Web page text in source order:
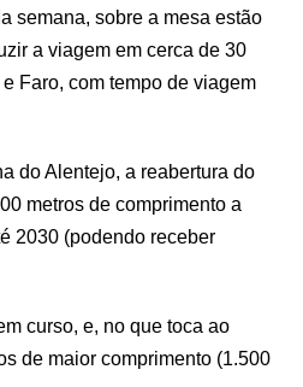
semana, sobre a mesa estão
a viagem em cerca de 30
Faro, com tempo de viagem
do Alentejo, a reabertura do
metros de comprimento a
2030 (podendo receber
curso, e, no que toca ao
de maior comprimento (1.500